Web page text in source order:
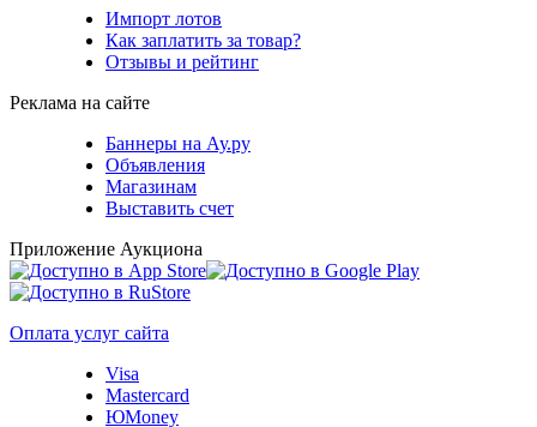
Импорт лотов
Как заплатить за товар?
Отзывы и рейтинг
Реклама на сайте
Баннеры на Ау.ру
Объявления
Магазинам
Выставить счет
Приложение Аукциона
Оплата услуг сайта
Visa
Mastercard
ЮMoney